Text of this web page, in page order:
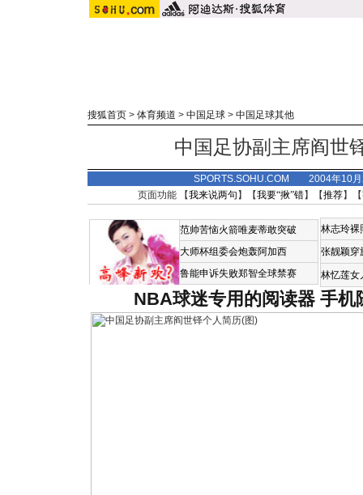
搜狐首页 > 体育频道 > 中国足球 > 中国足球其他
中国足协副主席阎世
SPORTS.SOHU.COM 2004年10
页面功能 【我来说两句 】【我要“揪”错】【推荐】
范帅苦恼火箭唯麦蒂敢突破
大师杯组委会炮轰阿加西
鲁能申诉失败郑智全球禁赛
林志玲裸
张靓颖穿
林忆莲女
NBA球迷专用的阅读器 手机